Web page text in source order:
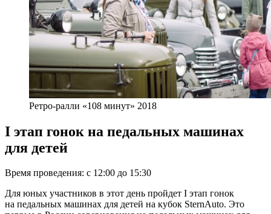
Ретро-ралли «108 минут» 2018
I этап гонок на педальных машинах
для детей
Время проведения: с 12:00 до 15:30
Для юных участников в этот день пройдет I этап гонок
на педальных машинах для детей на кубок SternAuto. Это